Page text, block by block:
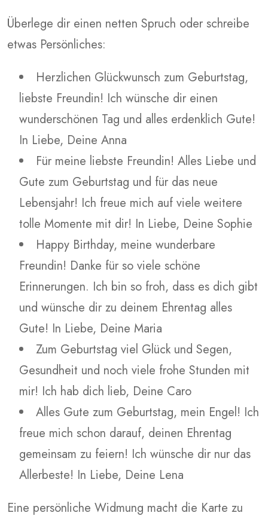
Überlege dir einen netten Spruch oder schreibe
etwas Persönliches:
Herzlichen Glückwunsch zum Geburtstag,
liebste Freundin! Ich wünsche dir einen
wunderschönen Tag und alles erdenklich Gute!
In Liebe, Deine Anna
Für meine liebste Freundin! Alles Liebe und
Gute zum Geburtstag und für das neue
Lebensjahr! Ich freue mich auf viele weitere
tolle Momente mit dir! In Liebe, Deine Sophie
Happy Birthday, meine wunderbare
Freundin! Danke für so viele schöne
Erinnerungen. Ich bin so froh, dass es dich gibt
und wünsche dir zu deinem Ehrentag alles
Gute! In Liebe, Deine Maria
Zum Geburtstag viel Glück und Segen,
Gesundheit und noch viele frohe Stunden mit
mir! Ich hab dich lieb, Deine Caro
Alles Gute zum Geburtstag, mein Engel! Ich
freue mich schon darauf, deinen Ehrentag
gemeinsam zu feiern! Ich wünsche dir nur das
Allerbeste! In Liebe, Deine Lena
Eine persönliche Widmung macht die Karte zu